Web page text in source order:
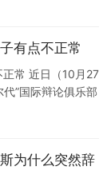
了巨大的解压
频点击率最高的
有点不正常
常 近日（10月27
”国际辩论俱乐部
大国，按下核按
’”。…
为什么突然辞